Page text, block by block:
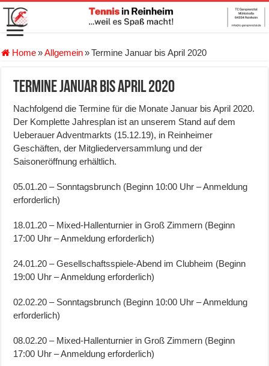
Home»Allgemein»Termine Januar bis April 2020
Termine Januar bis April 2020
Nachfolgend die Termine für die Monate Januar bis April 2020.
Der Komplette Jahresplan ist an unserem Stand auf dem
Ueberauer Adventmarkts (15.12.19), in Reinheimer
Geschäften, der Mitgliederversammlung und der
Saisoneröffnung erhältlich.
05.01.20 – Sonntagsbrunch (Beginn 10:00 Uhr – Anmeldung
erforderlich)
18.01.20 – Mixed-Hallenturnier in Groß Zimmern (Beginn
17:00 Uhr – Anmeldung erforderlich)
24.01.20 – Gesellschaftsspiele-Abend im Clubheim (Beginn
19:00 Uhr – Anmeldung erforderlich)
02.02.20 – Sonntagsbrunch (Beginn 10:00 Uhr – Anmeldung
erforderlich)
08.02.20 – Mixed-Hallenturnier in Groß Zimmern (Beginn
17:00 Uhr – Anmeldung erforderlich)